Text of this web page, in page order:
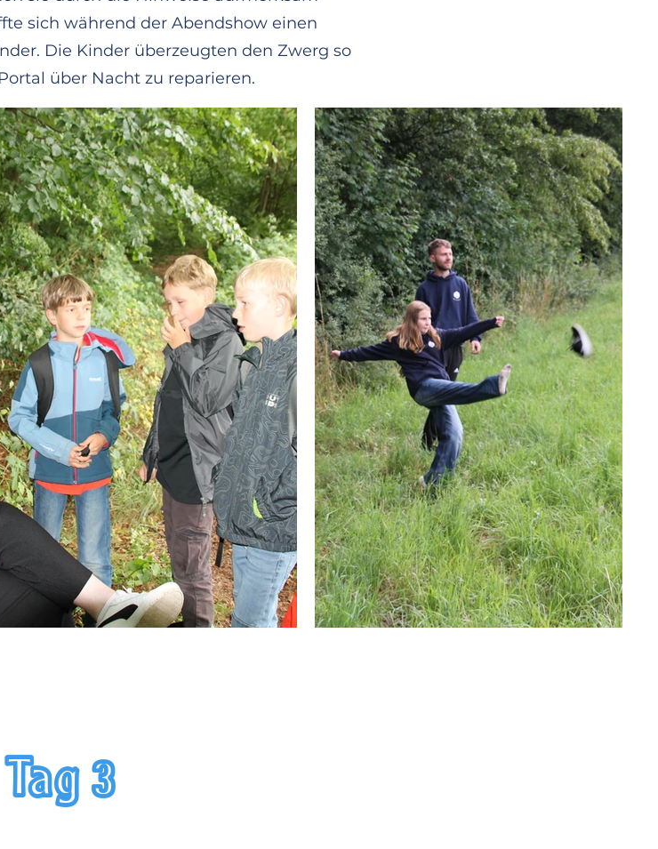
vorbereitet werden. Unsere Raketencrew hält sich ran
auf die kommenden 10 Tage!
sich während der Abendshow einen
Die Kinder überzeugten den Zwerg so
über Nacht zu reparieren.
Tag 3